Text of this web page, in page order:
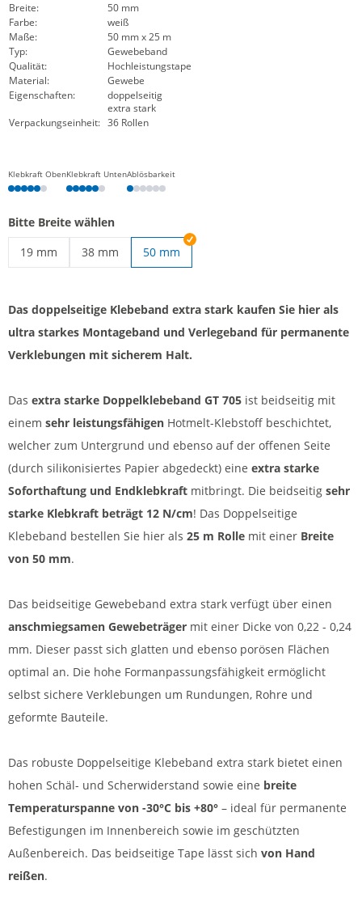
Breite:
50 mm
Farbe:
weiß
Maße:
50 mm x 25 m
Typ:
Gewebeband
Qualität:
Hochleistungstape
Material:
Gewebe
Eigenschaften:
doppelseitig
extra stark
Verpackungseinheit: 36 Rollen
Klebkraft ObenKlebkraft UntenAblösbarkeit
Bitte Breite wählen
19 mm
38 mm
50 mm
Das doppelseitige Klebeband extra stark kaufen Sie hier als
ultra starkes Montageband und Verlegeband für permanente
Verklebungen mit sicherem Halt.
Das extra starke Doppelklebeband GT 705 ist beidseitig mit
einem sehr leistungsfähigen Hotmelt-Klebstoff beschichtet,
welcher zum Untergrund und ebenso auf der offenen Seite
(durch silikonisiertes Papier abgedeckt) eine extra starke
Soforthaftung und Endklebkraft mitbringt. Die beidseitig sehr
starke Klebkraft beträgt 12 N/cm! Das Doppelseitige
Klebeband bestellen Sie hier als 25 m Rolle mit einer Breite
von 50 mm.
Das beidseitige Gewebeband extra stark verfügt über einen
anschmiegsamen Gewebeträger mit einer Dicke von 0,22 - 0,24
mm. Dieser passt sich glatten und ebenso porösen Flächen
optimal an. Die hohe Formanpassungsfähigkeit ermöglicht
selbst sichere Verklebungen um Rundungen, Rohre und
geformte Bauteile.
Das robuste Doppelseitige Klebeband extra stark bietet einen
hohen Schäl- und Scherwiderstand sowie eine breite
Temperaturspanne von -30°C bis +80° – ideal für permanente
Befestigungen im Innenbereich sowie im geschützten
Außenbereich. Das beidseitige Tape lässt sich von Hand
reißen.